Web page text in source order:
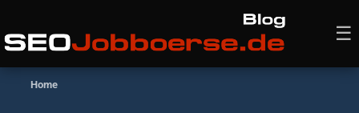
springen
☰
Home